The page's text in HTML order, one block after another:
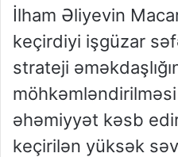
İlham Əliyevin
keçirdiyi işgüzar
strateji
möhkəmləndirilməsi
əhəmiyyət kəsb
keçirilən yüksək